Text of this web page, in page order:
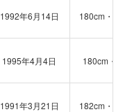
1992年6月14日 180cm・
1995年4月4日 180cm・
1991年3月21日 182cm・